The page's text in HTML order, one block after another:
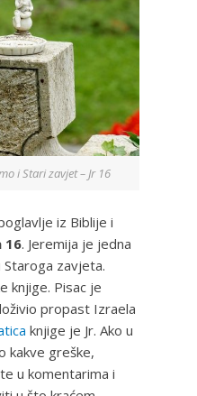
i Stari zavjet – Jr 16
iz Biblije i
16. Jeremija je jedna
zavjeta.
knjige. Pisac je
propast Izraela
knjige je Jr. Ako u
kakve greške,
u komentarima i